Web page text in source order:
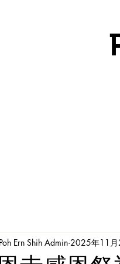
Poh Ern Shih Admin 2025年11月